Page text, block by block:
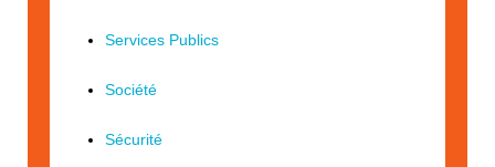
Services Publics
Société
Sécurité